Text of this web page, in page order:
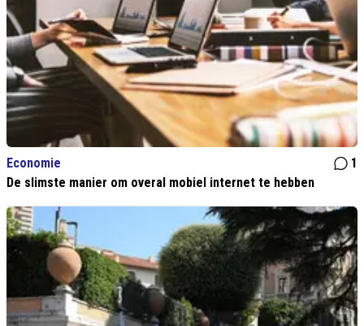
Economie
1
De slimste manier om overal mobiel internet te hebben